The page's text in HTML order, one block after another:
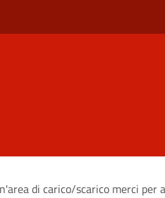
di carico/scarico merci